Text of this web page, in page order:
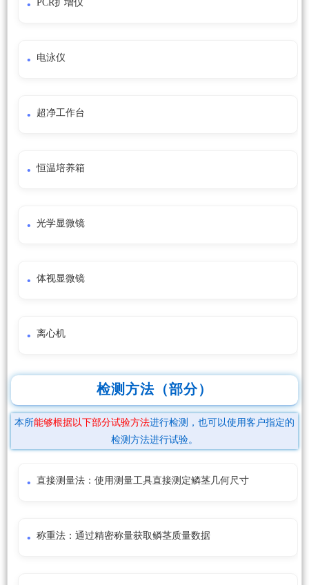
PCR扩增仪
电泳仪
超净工作台
恒温培养箱
光学显微镜
体视显微镜
离心机
检测方法（部分）
本所能够根据以下部分试验方法进行检测，也可以使用客户指定的
检测方法进行试验。
直接测量法：使用测量工具直接测定鳞茎几何尺寸
称重法：通过精密称量获取鳞茎质量数据